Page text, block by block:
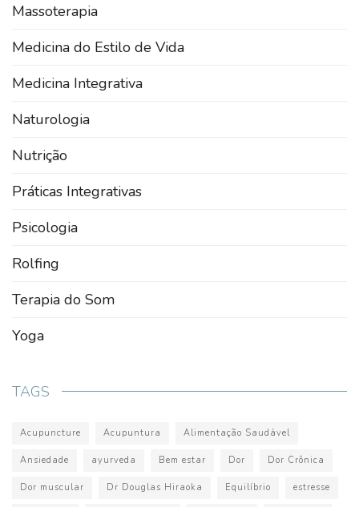
Massoterapia
Medicina do Estilo de Vida
Medicina Integrativa
Naturologia
Nutrição
Práticas Integrativas
Psicologia
Rolfing
Terapia do Som
Yoga
TAGS
Acupuncture Acupuntura Alimentação Saudável
Ansiedade ayurveda Bem estar Dor Dor Crônica
Dor muscular Dr Douglas Hiraoka Equilíbrio estresse